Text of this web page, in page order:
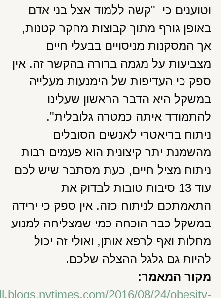
וטוענים כי "קשה ללמוד אצל בני אדם
באופן גורף מתוך קבוצות מחקר קטנות,
אך המסקנות מניסויים בבעלי חיים
מצביעות על מגמה ברורה בהקשר זה. אין
ספק כי העדיפות של הימנעות מעלייה
במשקל היא הדבר הראשון שעלינו
להתמודד איתה כמטרה גלובלית".
ניתוח בריאטרי לאנשים הסובלים
מהשמנת יתר קיצונית הוא פעמים רבות
ניתוח מציל חיים, כעת מסתבר שיש לכם
עוד 13 סיבות טובות לבדוק את
התאמתכם לניתוח כזה. אין ספק כי ירידה
במשקל כבר הוכחה כמי שמצליחה למנוע
מחלות ואף לרפא אותן, ואולי זה יכול
להיות גם גלגל ההצלה שלכם.
מקור המאמר:
2016/08/24/obesity-